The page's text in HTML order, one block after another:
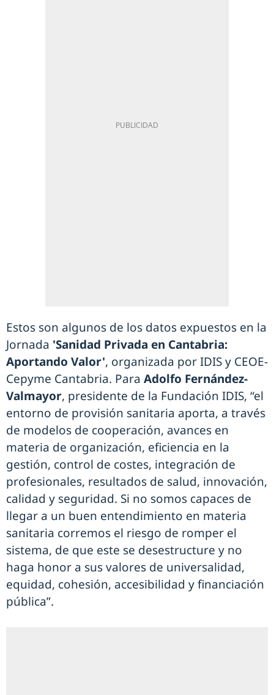
Estos son algunos de los datos expuestos en la
Jornada 'Sanidad Privada en Cantabria:
Aportando Valor', organizada por IDIS y CEOE-
Cepyme Cantabria. Para Adolfo Fernández-
Valmayor, presidente de la Fundación IDIS, “el
entorno de provisión sanitaria aporta, a través
de modelos de cooperación, avances en
materia de organización, eficiencia en la
gestión, control de costes, integración de
profesionales, resultados de salud, innovación,
calidad y seguridad. Si no somos capaces de
llegar a un buen entendimiento en materia
sanitaria corremos el riesgo de romper el
sistema, de que este se desestructure y no
haga honor a sus valores de universalidad,
equidad, cohesión, accesibilidad y financiación
pública”.